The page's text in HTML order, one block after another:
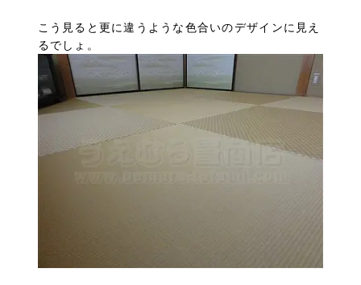
こう見ると更に違うような色合いのデザインに見え
るでしょ。